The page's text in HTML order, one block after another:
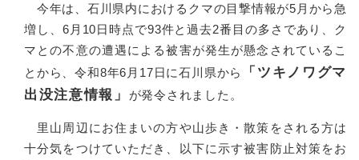
今年は、石川県内におけるクマの目撃情報が5月から急
増し、6月10日時点で93件と過去2番目の多さであり、ク
マとの不意の遭遇による被害が発生が懸念されているこ
とから、令和8年6月17日に石川県から
「ツキノワグマ
出没注意情報」
が発令されました。
里山周辺にお住まいの方や山歩き・散策をされる方は
十分気をつけていただき、以下に示す被害防止対策をお